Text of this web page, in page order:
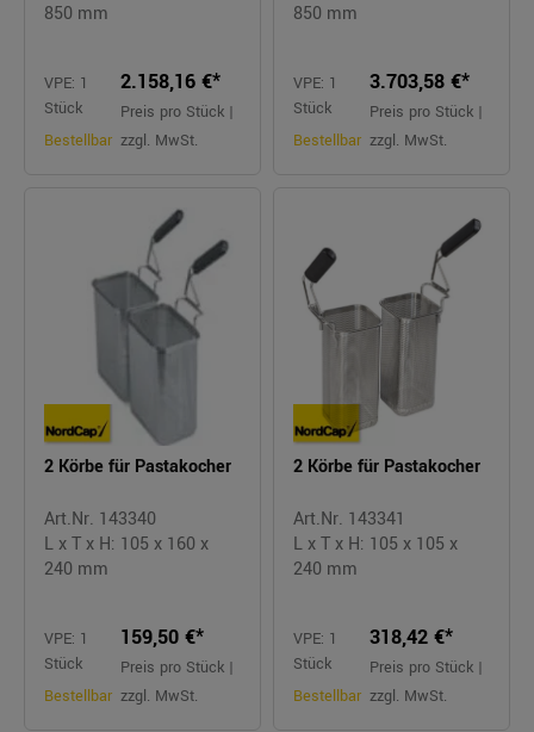
850 mm
VPE: 1
Stück
Bestellbar
2.158,16 €*
Preis pro Stück |
zzgl. MwSt.
850 mm
VPE: 1
Stück
Bestellbar
3.703,58 €*
Preis pro Stück |
zzgl. MwSt.
2 Körbe für Pastakocher
Art.Nr. 143340
L x T x H: 105 x 160 x
240 mm
VPE: 1
Stück
Bestellbar
159,50 €*
Preis pro Stück |
zzgl. MwSt.
2 Körbe für Pastakocher
Art.Nr. 143341
L x T x H: 105 x 105 x
240 mm
VPE: 1
Stück
Bestellbar
318,42 €*
Preis pro Stück |
zzgl. MwSt.